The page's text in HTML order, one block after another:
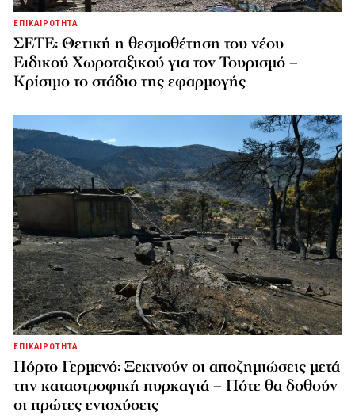
ΕΠΙΚΑΙΡΟΤΗΤΑ
ΣΕΤΕ: Θετική η θεσμοθέτηση του νέου
Ειδικού Χωροταξικού για τον Τουρισμό –
Κρίσιμο το στάδιο της εφαρμογής
ΕΠΙΚΑΙΡΟΤΗΤΑ
Πόρτο Γερμενό: Ξεκινούν οι αποζημιώσεις μετά
την καταστροφική πυρκαγιά – Πότε θα δοθούν
οι πρώτες ενισχύσεις